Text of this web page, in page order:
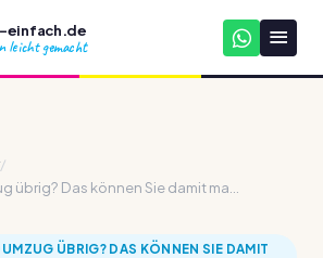
einfach.de
leicht gemacht
/
übrig? Das können Sie damit ma...
ÜBRIG? DAS KÖNNEN SIE DAMIT